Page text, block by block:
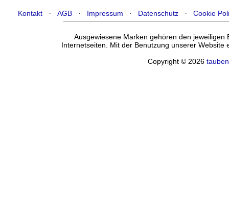
Kontakt · AGB · Impressum · Datenschutz · Cookie
Ausgewiesene Marken gehören den
Internetseiten. Mit der Benutzung unserer Website
Copyright © 2026